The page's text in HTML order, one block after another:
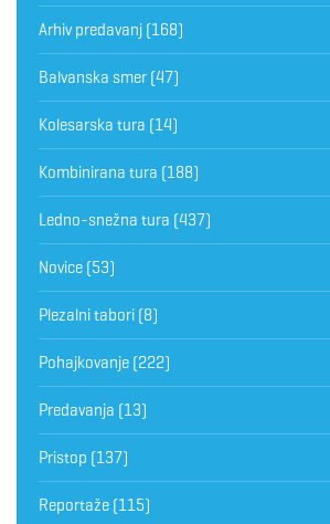
Arhiv predavanj (168)
Balvanska smer (47)
Kolesarska tura (14)
Kombinirana tura (188)
Ledno-snežna tura (437)
Novice (53)
Plezalni tabori (8)
Pohajkovanje (222)
Predavanja (13)
Pristop (137)
Reportaže (115)